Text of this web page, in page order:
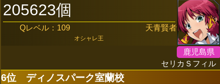
205623個
Qレベル：109 天青賢者
オシャレ王
鹿児島県
セリカＳフィル
6位 ディノスパーク室蘭校